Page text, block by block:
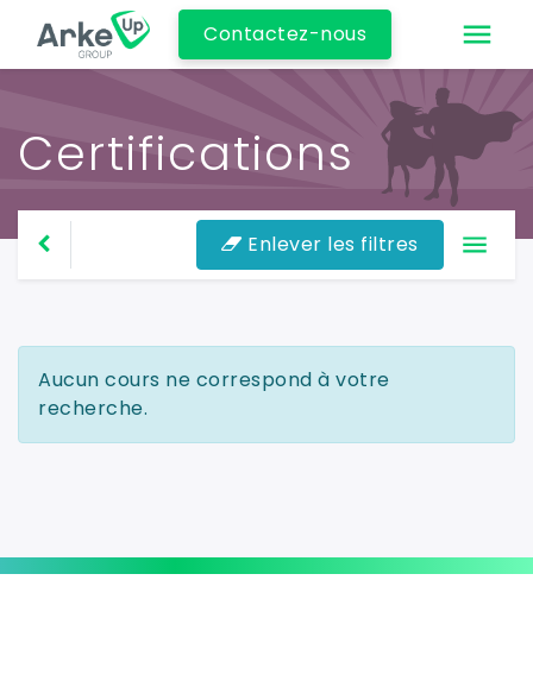
Contactez-nous
Certifications
Enlever les filtres
Aucun cours ne correspond à votre
recherche.